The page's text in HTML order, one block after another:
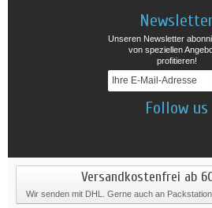
Unseren Newsletter
von speziellen
profitieren!
Follow us
Versandkostenfrei ab
Wir senden mit DHL. Gerne auch an